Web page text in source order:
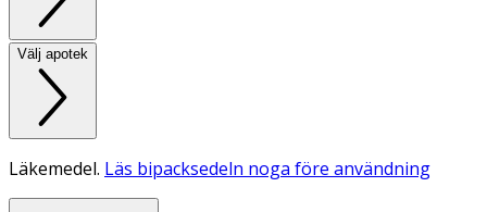
Välj apotek
Läkemedel. Läs bipacksedeln noga före användning